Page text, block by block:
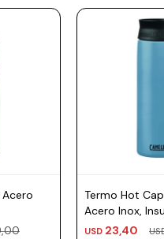
Termo Hot
Acero Inox,
USD 23,40